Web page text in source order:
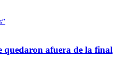
quedaron afuera de la final